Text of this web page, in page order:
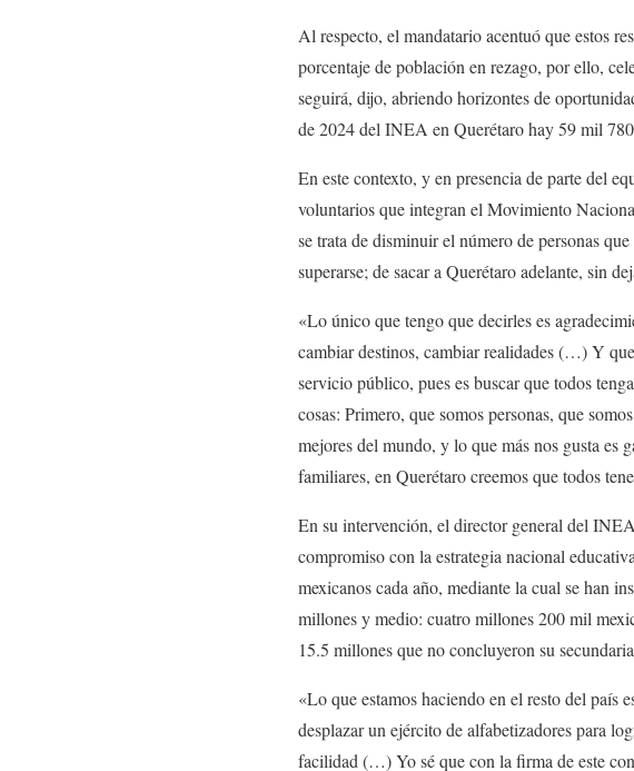
Al respecto, el mandatario acentuó que estos
porcentaje de población en rezago, por ello,
seguirá, dijo, abriendo horizontes de
de 2024 del INEA en Querétaro hay 59 mil
En este contexto, y en presencia de parte del
voluntarios que integran el Movimiento
se trata de disminuir el número de personas
superarse; de sacar a Querétaro adelante, sin
«Lo único que tengo que decirles es
cambiar destinos, cambiar realidades (…) Y
servicio público, pues es buscar que todos
cosas: Primero, que somos personas, que
mejores del mundo, y lo que más nos gusta
familiares, en Querétaro creemos que todos
En su intervención, el director general del
compromiso con la estrategia nacional
mexicanos cada año, mediante la cual se han
millones y medio: cuatro millones 200 mil
15.5 millones que no concluyeron su
«Lo que estamos haciendo en el resto del país
desplazar un ejército de alfabetizadores para
facilidad (…) Yo sé que con la firma de este